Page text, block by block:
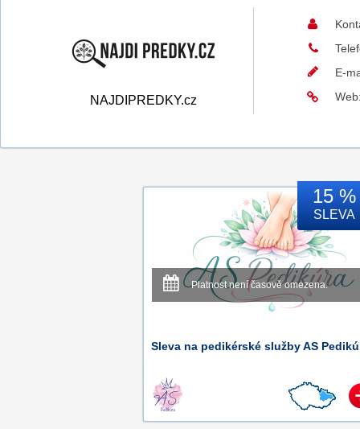
NAJDIPREDKY.cz
E-
15 %
SLEVA
Platnost není časově omezena.
Sleva na pedikérské služby AS